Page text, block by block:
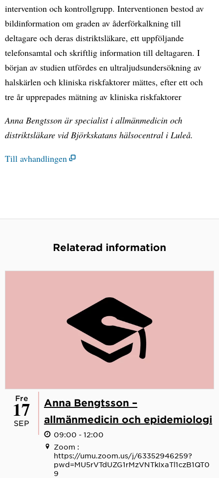
intervention och kontrollgrupp. Interventionen bestod av
bildinformation om graden av åderförkalkning till
deltagare och deras distriktsläkare, ett uppföljande
telefonsamtal och skriftlig information till deltagaren. I
början av studien utfördes en ultraljudsundersökning av
halskärlen och kliniska riskfaktorer mättes, efter ett och
tre år upprepades mätning av kliniska riskfaktorer
Anna Bengtsson är specialist i allmänmedicin och
distriktsläkare vid Björkskatans hälsocentral i Luleå.
Till avhandlingen
Relaterad information
fre
17
SEP
Anna Bengtsson –
allmänmedicin och epidemiologi
09:00 - 12:00
Zoom :
https://umu.zoom.us/j/63352946259?
pwd=MU5rVTdUZG1rMzVNTkIxaTl1czB1QT0
9